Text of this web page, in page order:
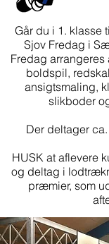
Går du i 1. klasse
Sjov Fredag i
Fredag
boldspil,
ansigtsmaling,
slikboder
Der deltager
HUSK at aflevere
og deltag i
præmier, som